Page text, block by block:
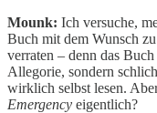
Mounk: Ich versuche,
Buch mit dem Wunsch
verraten – denn das
Allegorie, sondern
wirklich selbst lesen.
Emergency eigentlich?